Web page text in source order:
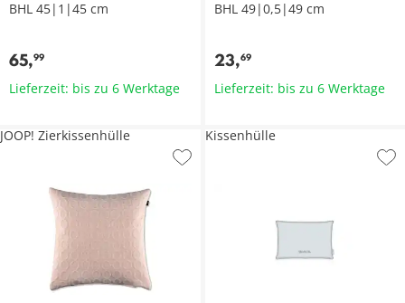
BHL 45|1|45 cm
65,99
Lieferzeit: bis zu 6 Werktage
BHL 49|0,5|49 cm
23,69
Lieferzeit: bis zu 6 Werktage
JOOP! Zierkissenhülle Kissenhülle